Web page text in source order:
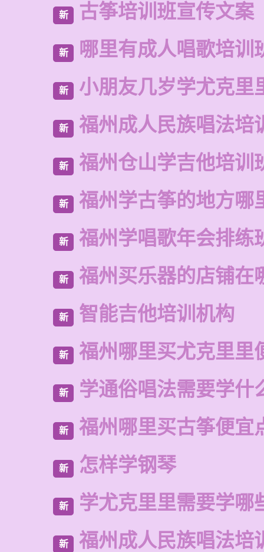
新 古筝培训班宣传文案
新 哪里有成人唱歌培训
新 小朋友几岁学尤克里
新 福州成人民族唱法培
新 福州仓山学吉他培训
新 福州学古筝的地方哪
新 福州学唱歌年会排练
新 福州买乐器的店铺在
新 智能吉他培训机构
新 福州哪里买尤克里里
新 学通俗唱法需要学什
新 福州哪里买古筝便宜
新 怎样学钢琴
新 学尤克里里需要学哪
新 福州成人民族唱法培